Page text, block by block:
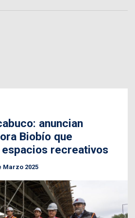
anuncian
Biobío que
recreativos
Marzo 2025